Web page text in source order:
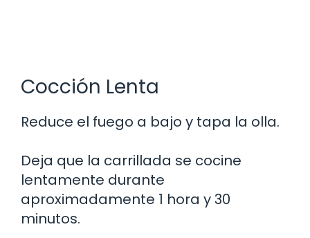
Cocción Lenta
Reduce el fuego a bajo y tapa la olla.
Deja que la carrillada se cocine
lentamente durante
aproximadamente 1 hora y 30
minutos.